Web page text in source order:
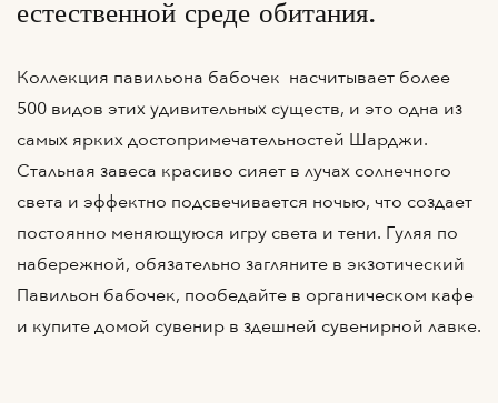
естественной среде обитания.
Коллекция павильона бабочек насчитывает более
500 видов этих удивительных существ, и это одна из
самых ярких достопримечательностей Шарджи.
Стальная завеса красиво сияет в лучах солнечного
света и эффектно подсвечивается ночью, что создает
постоянно меняющуюся игру света и тени. Гуляя по
набережной, обязательно загляните в экзотический
Павильон бабочек, пообедайте в органическом кафе
и купите домой сувенир в здешней сувенирной лавке.